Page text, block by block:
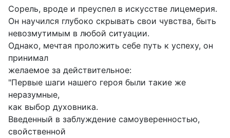
Сорель, вроде и преуспел в искусстве лицемерия.
Он научился глубоко скрывать свои чувства, быть
невозмутимым в любой ситуации.
Однако, мечтая проложить себе путь к успеху, он
принимал
желаемое за действительное:
"Первые шаги нашего героя были такие же
неразумные,
как выбор духовника.
Введенный в заблуждение самоуверенностью,
свойственной